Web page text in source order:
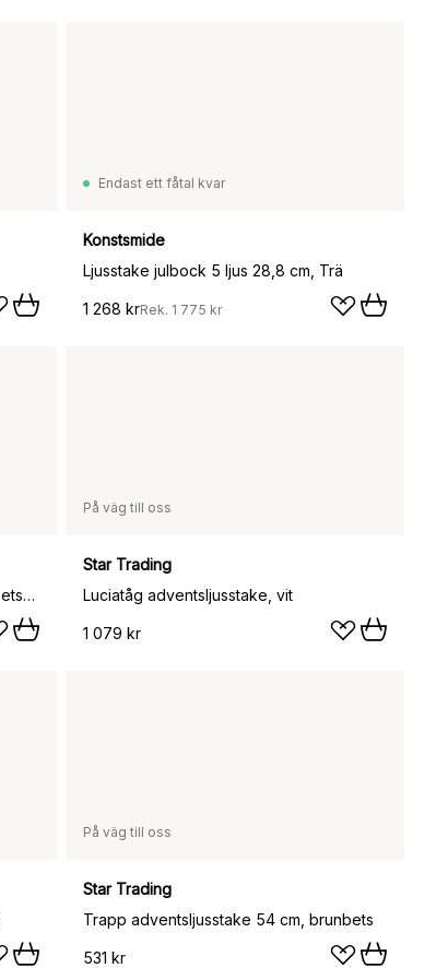
Endast ett fåtal kvar
Konstsmide
Ljusstake julbock 5 ljus 28,8 cm, Trä
1 268 krRek. 1 775 kr
Nord adventsljusstake 60 cm, Mörkbetsad
På väg till oss
Star Trading
Luciatåg adventsljusstake, vit
1 079 kr
På väg till oss
Star Trading
Trapp adventsljusstake 54 cm, brunbets
531 kr